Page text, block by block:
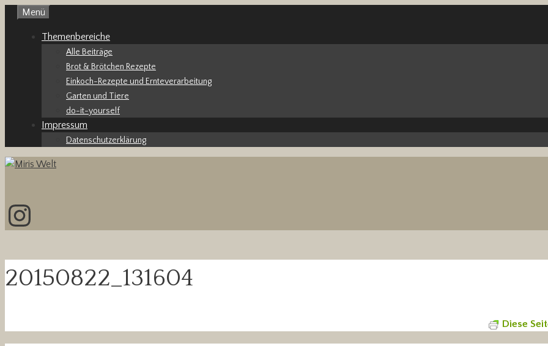
springen
Menü
Themenbereiche
Alle Beiträge
Brot & Brötchen Rezepte
Einkoch-Rezepte und Ernteverarbeitung
Garten und Tiere
do-it-yourself
Impressum
Datenschutzerklärung
Instagram
20150822_131604
Diese